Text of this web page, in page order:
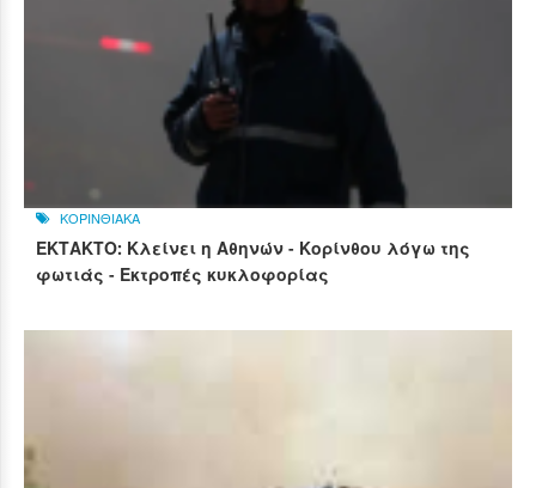
ΚΟΡΙΝΘΙΑΚΑ
ΕΚΤΑΚΤΟ: Κλείνει η Αθηνών - Κορίνθου λόγω της
φωτιάς - Εκτροπές κυκλοφορίας